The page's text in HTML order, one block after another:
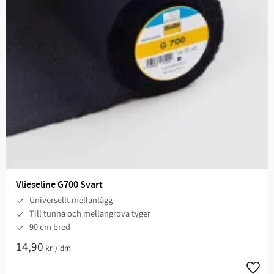
Vlieseline G700 Svart
Universellt mellanlägg
Till tunna och mellangrova tyger
90 cm bred
14,90 kr /dm